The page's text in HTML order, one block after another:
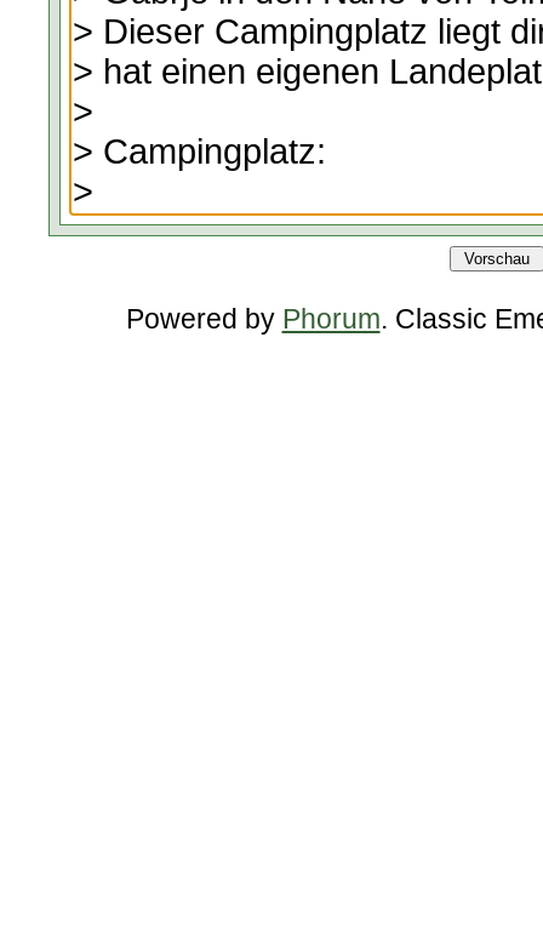
Powered by Phorum. Classic